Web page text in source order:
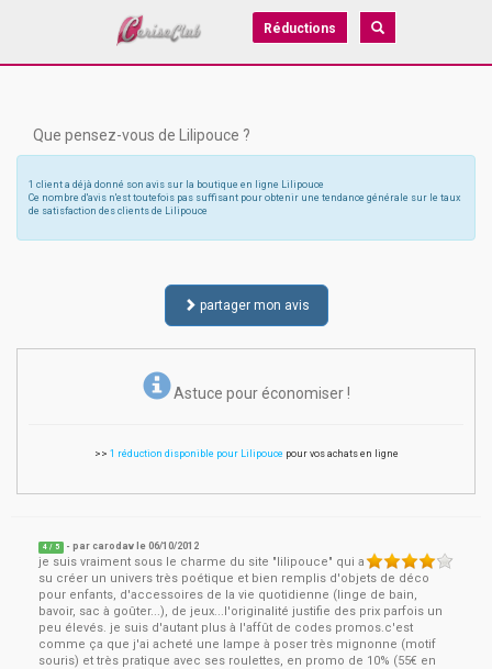
Réductions
Que pensez-vous de Lilipouce ?
1 client a déjà donné son avis sur la boutique en ligne Lilipouce
Ce nombre d'avis n'est toutefois pas suffisant pour obtenir une tendance générale sur le taux
de satisfaction des clients de Lilipouce
partager mon avis
Astuce pour économiser !
>> 1 réduction disponible pour Lilipouce pour vos achats en ligne
4 / 5 - parcarodav le06/10/2012
je suis vraiment sous le charme du site "lilipouce" qui a
su créer un univers très poétique et bien remplis d'objets de déco
pour enfants, d'accessoires de la vie quotidienne (linge de bain,
bavoir, sac à goûter...), de jeux...l'originalité justifie des prix parfois un
peu élevés. je suis d'autant plus à l'affût de codes promos.c'est
comme ça que j'ai acheté une lampe à poser très mignonne (motif
souris) et très pratique avec ses roulettes, en promo de 10% (55€ en